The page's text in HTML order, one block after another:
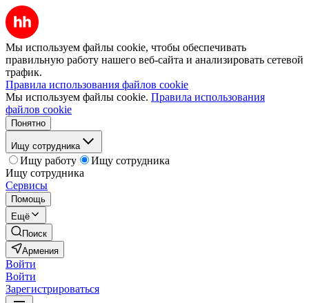
Мы используем файлы cookie, чтобы обеспечивать
правильную работу нашего веб-сайта и анализировать сетевой
трафик.
Правила использования файлов cookie
Мы используем файлы cookie. Правила использования
файлов cookie
Понятно
Ищу сотрудника
Ищу работу
Ищу сотрудника
Ищу сотрудника
Сервисы
Помощь
Ещё
Поиск
Армения
Войти
Войти
Зарегистрироваться